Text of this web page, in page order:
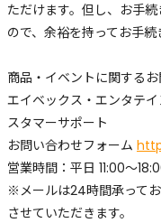
ただけます。但し、お手
ので、余裕を持ってお手続
商品・イベントに関する
エイベックス・エンタテ
スタマーサポート
お問い合わせフォーム
営業時間：平日 11:00～
※メールは24時間承って
させていただきます。